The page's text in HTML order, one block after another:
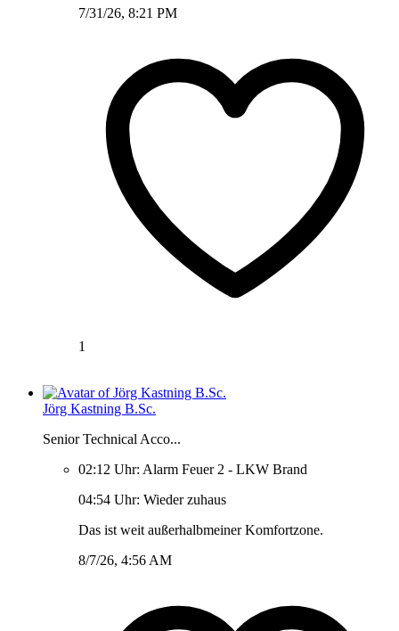
7/31/26, 8:21 PM
1
Jörg Kastning B.Sc.
Senior Technical Acco...
02:12 Uhr: Alarm Feuer 2 - LKW Brand
04:54 Uhr: Wieder zuhaus
Das ist weit außerhalbmeiner Komfortzone.
8/7/26, 4:56 AM